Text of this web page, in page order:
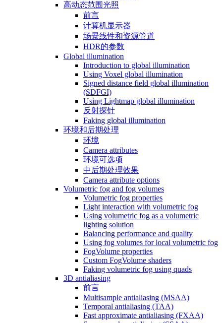
高动态范围光照
前言
计算机显示器
场景线性和资源管道
HDR的参数
Global illumination
Introduction to global illumination
Using Voxel global illumination
Signed distance field global illumination
(SDFGI)
Using Lightmap global illumination
反射探针
Faking global illumination
环境和后期处理
环境
Camera attributes
环境可选项
中后期处理效果
Camera attribute options
Volumetric fog and fog volumes
Volumetric fog properties
Light interaction with volumetric fog
Using volumetric fog as a volumetric
lighting solution
Balancing performance and quality
Using fog volumes for local volumetric fog
FogVolume properties
Custom FogVolume shaders
Faking volumetric fog using quads
3D antialiasing
前言
Multisample antialiasing (MSAA)
Temporal antialiasing (TAA)
Fast approximate antialiasing (FXAA)